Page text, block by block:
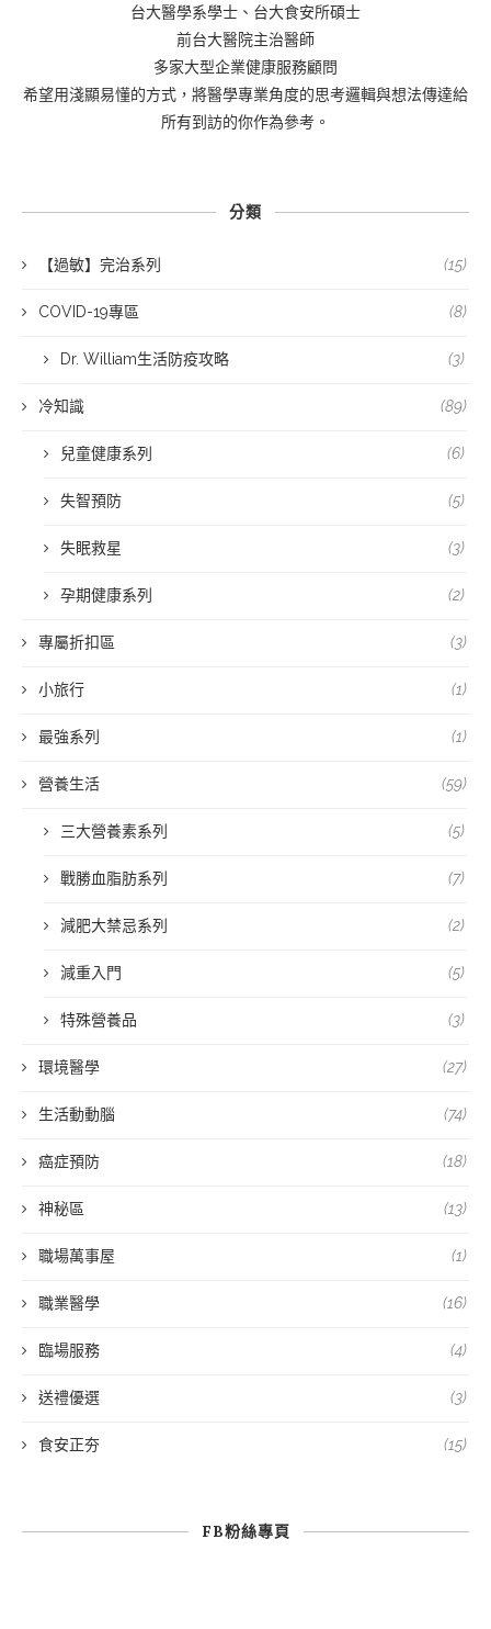
台大醫學系學士、台大食安所碩士
前台大醫院主治醫師
多家大型企業健康服務顧問
希望用淺顯易懂的方式，將醫學專業角度的思考邏輯與想法傳達給
所有到訪的你作為參考。
分類
【過敏】完治系列 (15)
COVID-19專區 (8)
Dr. William生活防疫攻略 (3)
冷知識 (89)
兒童健康系列 (6)
失智預防 (5)
失眠救星 (3)
孕期健康系列 (2)
專屬折扣區 (3)
小旅行 (1)
最強系列 (1)
營養生活 (59)
三大營養素系列 (5)
戰勝血脂肪系列 (7)
減肥大禁忌系列 (2)
減重入門 (5)
特殊營養品 (3)
環境醫學 (27)
生活動動腦 (74)
癌症預防 (18)
神秘區 (13)
職場萬事屋 (1)
職業醫學 (16)
臨場服務 (4)
送禮優選 (3)
食安正夯 (15)
FB粉絲專頁